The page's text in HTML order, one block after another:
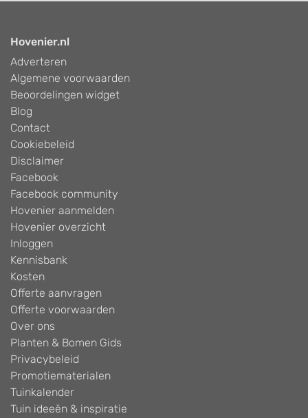
Hovenier.nl
Adverteren
Algemene voorwaarden
Beoordelingen widget
Blog
Contact
Cookiebeleid
Disclaimer
Facebook
Facebook community
Hovenier aanmelden
Hovenier overzicht
Inloggen
Kennisbank
Kosten
Offerte aanvragen
Offerte voorwaarden
Over ons
Planten & Bomen Gids
Privacybeleid
Promotiematerialen
Tuinkalender
Tuin ideeën & inspiratie